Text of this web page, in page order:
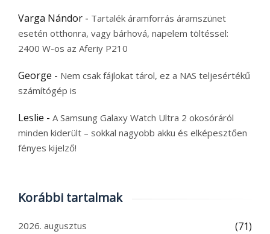
Varga Nándor - Tartalék áramforrás áramszünet
esetén otthonra, vagy bárhová, napelem töltéssel:
2400 W-os az Aferiy P210
George - Nem csak fájlokat tárol, ez a NAS teljesértékű
számítógép is
Leslie - A Samsung Galaxy Watch Ultra 2 okosóráról
minden kiderült – sokkal nagyobb akku és elképesztően
fényes kijelző!
Korábbi tartalmak
2026. augusztus (71)